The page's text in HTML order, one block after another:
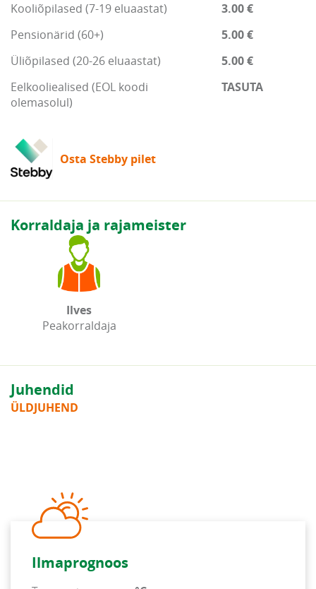
Kooliõpilased (7-19 eluaastat)
3.00 €
Pensionärid (60+)
5.00 €
Üliõpilased (20-26 eluaastat)
5.00 €
Eelkooliealised (EOL koodi
olemasolul)
TASUTA
Osta Stebby pilet
Korraldaja ja rajameister
Ilves
Peakorraldaja
Juhendid
ÜLDJUHEND
Ilmaprognoos